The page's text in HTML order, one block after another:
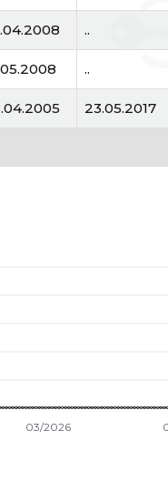
..
..
23.05.2017